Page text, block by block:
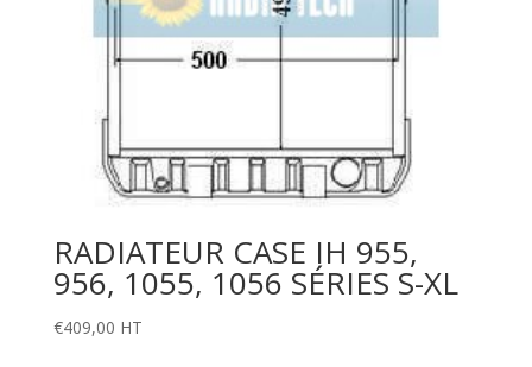
RADIATEUR CASE IH 955,
956, 1055, 1056 SÉRIES S-XL
€409,00 HT